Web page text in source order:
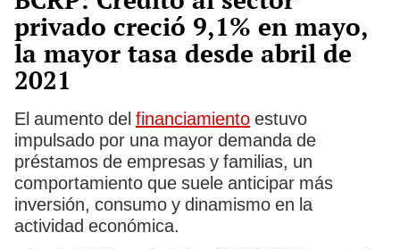
privado creció 9,1% en mayo,
la mayor tasa desde abril de
2021
El aumento del financiamiento estuvo
impulsado por una mayor demanda de
préstamos de empresas y familias, un
comportamiento que suele anticipar más
inversión, consumo y dinamismo en la
actividad económica.